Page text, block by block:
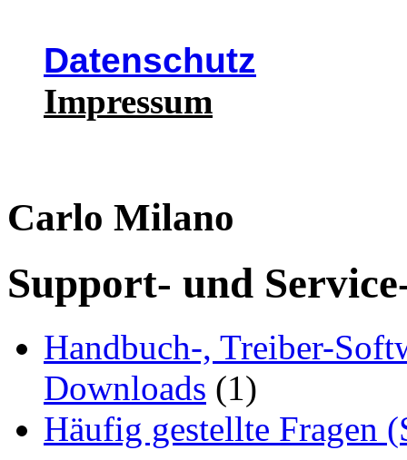
Datenschutz
Impressum
Carlo Milano
Support- und
Handbuch-, Treiber-
Downloads (1)
Häufig gestellte Fragen